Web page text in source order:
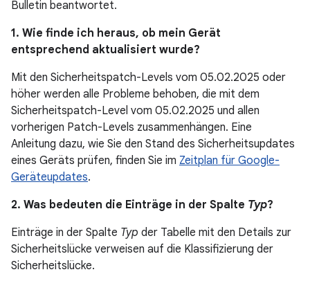
Bulletin beantwortet.
1. Wie finde ich heraus, ob mein Gerät
entsprechend aktualisiert wurde?
Mit den Sicherheitspatch-Levels vom 05.02.2025 oder
höher werden alle Probleme behoben, die mit dem
Sicherheitspatch-Level vom 05.02.2025 und allen
vorherigen Patch-Levels zusammenhängen. Eine
Anleitung dazu, wie Sie den Stand des Sicherheitsupdates
eines Geräts prüfen, finden Sie im Zeitplan für Google-
Geräteupdates.
2. Was bedeuten die Einträge in der Spalte Typ?
Einträge in der Spalte Typ der Tabelle mit den Details zur
Sicherheitslücke verweisen auf die Klassifizierung der
Sicherheitslücke.